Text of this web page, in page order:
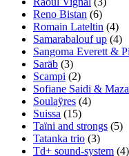
Reno Bistan (6)
Romain Lateltin (4)
Samarabalouf up (4)
Sangoma Everett &
Sarāb (3)
Scampi (2)
Sofiane Saidi &
Soulaÿres (4)
Suissa (15)
Taïni and strongs (5)
Tatanka trio (3)
Td+ sound-system (4)